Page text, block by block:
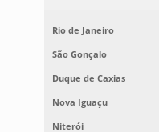
Rio de Janeiro
São Gonçalo
Duque de Caxias
Nova Iguaçu
Niterói